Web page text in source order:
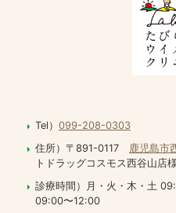
Tel） 099-208-0303
住所）〒891-0117
鹿児島市
トドラッグコスモス西谷山店様
診療時間）月・火・木・土
09:00〜12:00